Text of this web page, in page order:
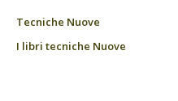
Tecniche Nuove
I libri tecniche Nuove